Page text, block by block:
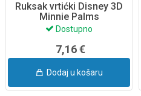
Ruksak vrtićki Disney 3D
Minnie Palms
Dostupno
7,16 €
Dodaj u košaru